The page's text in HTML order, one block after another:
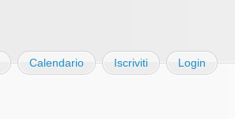
Calendario Iscriviti Login